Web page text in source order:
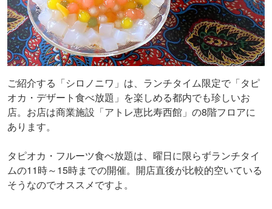
ご紹介する「シロノニワ」は、ランチタイム限定で「タピ
オカ・デザート食べ放題」を楽しめる都内でも珍しいお
店。お店は商業施設「アトレ恵比寿西館」の8階フロアに
あります。
タピオカ・フルーツ食べ放題は、曜日に限らずランチタイ
ムの11時～15時までの開催。開店直後が比較的空いている
そうなのでオススメですよ。